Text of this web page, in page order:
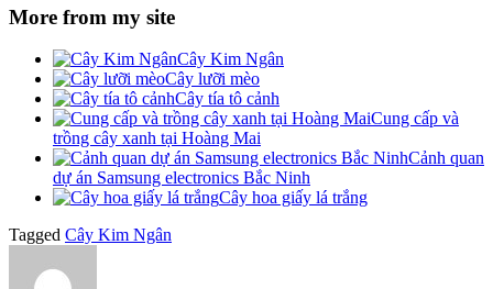
More from my site
Cây Kim Ngân
Cây lưỡi mèo
Cây tía tô cảnh
Cung cấp và
trồng cây xanh tại Hoàng Mai
Cảnh quan
dự án Samsung electronics Bắc Ninh
Cây hoa giấy lá trắng
Tagged Cây Kim Ngân